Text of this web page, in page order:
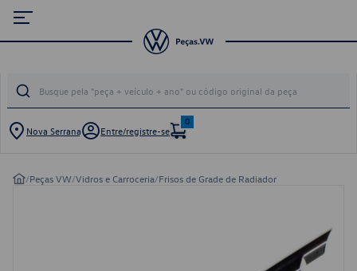
Nova Serrana Entre/registre-se
0
/Peças VW/Vidros e Carroceria/Frisos de Grade de Radiador